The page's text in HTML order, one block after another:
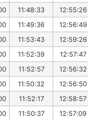
11:48:33
12:55:26
11:49:36
12:56:49
11:53:43
12:59:26
11:52:39
12:57:47
11:52:57
12:56:32
11:50:32
12:56:50
11:52:17
12:58:57
11:50:37
12:57:09